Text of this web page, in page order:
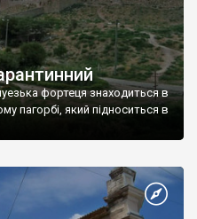
фортеця знаходиться в
пагорбі, який підноситься в